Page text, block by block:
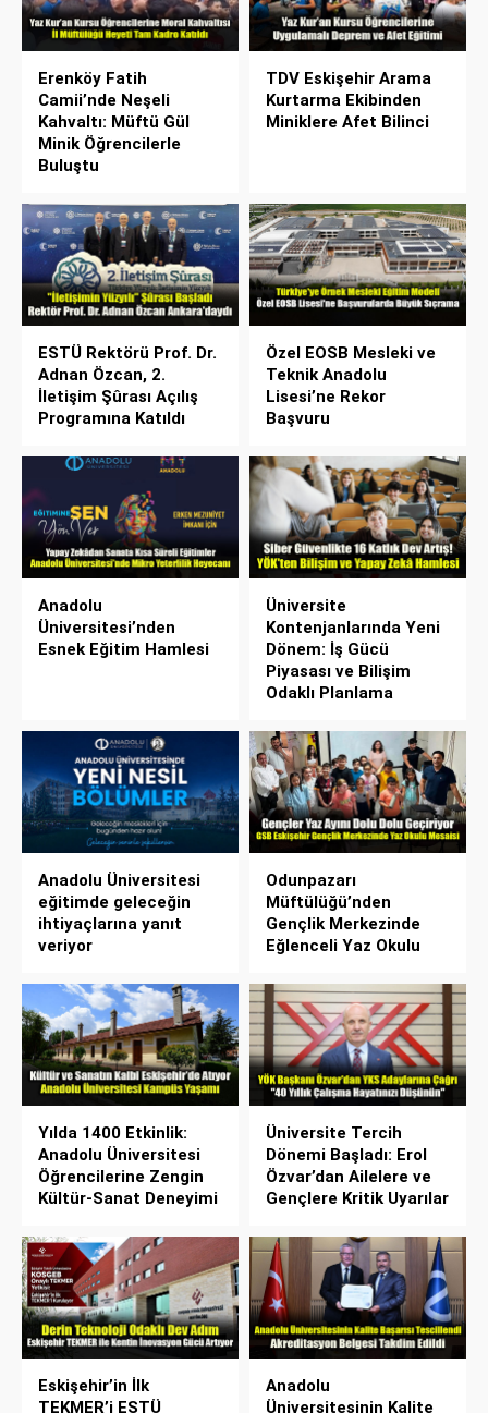
Erenköy Fatih
Camii’nde Neşeli
Kahvaltı: Müftü Gül
Minik Öğrencilerle
Buluştu
TDV Eskişehir Arama
Kurtarma Ekibinden
Miniklere Afet Bilinci
ESTÜ Rektörü Prof. Dr.
Adnan Özcan, 2.
İletişim Şûrası Açılış
Programına Katıldı
Özel EOSB Mesleki ve
Teknik Anadolu
Lisesi’ne Rekor
Başvuru
Anadolu
Üniversitesi’nden
Esnek Eğitim Hamlesi
Üniversite
Kontenjanlarında Yeni
Dönem: İş Gücü
Piyasası ve Bilişim
Odaklı Planlama
Anadolu Üniversitesi
eğitimde geleceğin
ihtiyaçlarına yanıt
veriyor
Odunpazarı
Müftülüğü’nden
Gençlik Merkezinde
Eğlenceli Yaz Okulu
Yılda 1400 Etkinlik:
Anadolu Üniversitesi
Öğrencilerine Zengin
Kültür-Sanat Deneyimi
Üniversite Tercih
Dönemi Başladı: Erol
Özvar’dan Ailelere ve
Gençlere Kritik Uyarılar
Eskişehir’in İlk
TEKMER’i ESTÜ
Anadolu
Üniversitesinin Kalite